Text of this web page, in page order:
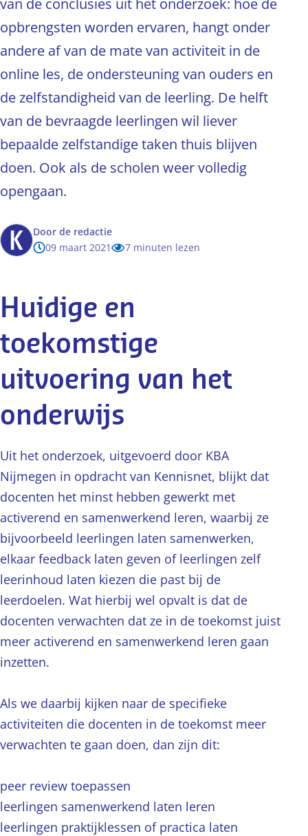
van de conclusies uit het onderzoek: hoe de
opbrengsten worden ervaren, hangt onder
andere af van de mate van activiteit in de
online les, de ondersteuning van ouders en
de zelfstandigheid van de leerling. De helft
van de bevraagde leerlingen wil liever
bepaalde zelfstandige taken thuis blijven
doen. Ook als de scholen weer volledig
opengaan.
Door de redactie
09 maart 2021
7 minuten lezen
Huidige en
toekomstige
uitvoering van het
onderwijs
Uit het onderzoek, uitgevoerd door KBA
Nijmegen in opdracht van Kennisnet, blijkt dat
docenten het minst hebben gewerkt met
activerend en samenwerkend leren, waarbij ze
bijvoorbeeld leerlingen laten samenwerken,
elkaar feedback laten geven of leerlingen zelf
leerinhoud laten kiezen die past bij de
leerdoelen. Wat hierbij wel opvalt is dat de
docenten verwachten dat ze in de toekomst juist
meer activerend en samenwerkend leren gaan
inzetten.
Als we daarbij kijken naar de specifieke
activiteiten die docenten in de toekomst meer
verwachten te gaan doen, dan zijn dit:
peer review toepassen
leerlingen samenwerkend laten leren
leerlingen praktijklessen of practica laten